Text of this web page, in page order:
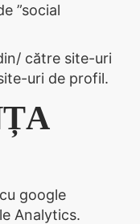
”social
către site-uri
uri de profil.
google
Analytics.